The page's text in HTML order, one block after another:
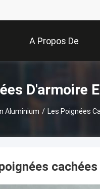
A Propos De
Nous
D'armoire
Aluminium / Les Poignées